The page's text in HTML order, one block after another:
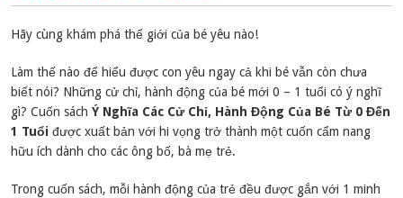
Hãy cùng khám phá thế giới của bé yêu nào!
Làm thế nào để hiểu được con yêu ngay cả khi bé vẫn còn chưa
biết nói? Những cử chỉ, hành động của bé mới 0 – 1 tuổi có ý nghĩ
gì? Cuốn sách Ý Nghĩa Các Cử Chỉ, Hành Động Của Bé Từ 0 Đến
1 Tuổi được xuất bản với hi vọng trở thành một cuốn cẩm nang
hữu ích dành cho các ông bố, bà mẹ trẻ.
Trong cuốn sách, mỗi hành động của trẻ đều được gắn với 1 minh